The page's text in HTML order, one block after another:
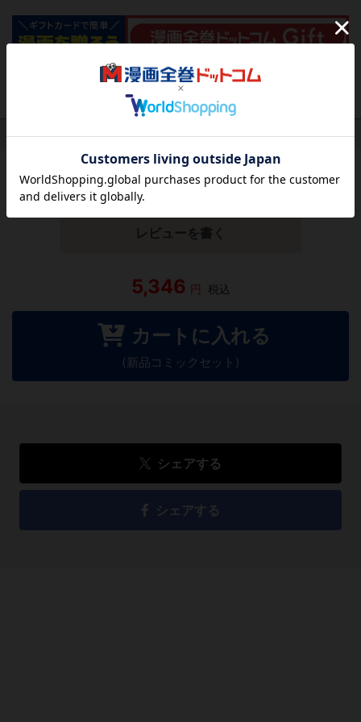
作品レビュー （関連商品を含む）
この作品にはまだレビューがありません。 今後読まれる
方のために感想を共有してもらえませんか？
レビューを書く
5,346 円 税込
カートに入れる
(新品コミックセット)
シェアする
シェアする